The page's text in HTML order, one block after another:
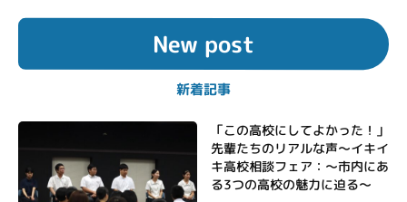
ナ
ゲ
シ
ン
New post
新着記事
「この高校にしてよかった！」
先輩たちのリアルな声〜イキイ
キ高校相談フェア：〜市内にあ
る3つの高校の魅力に迫る〜